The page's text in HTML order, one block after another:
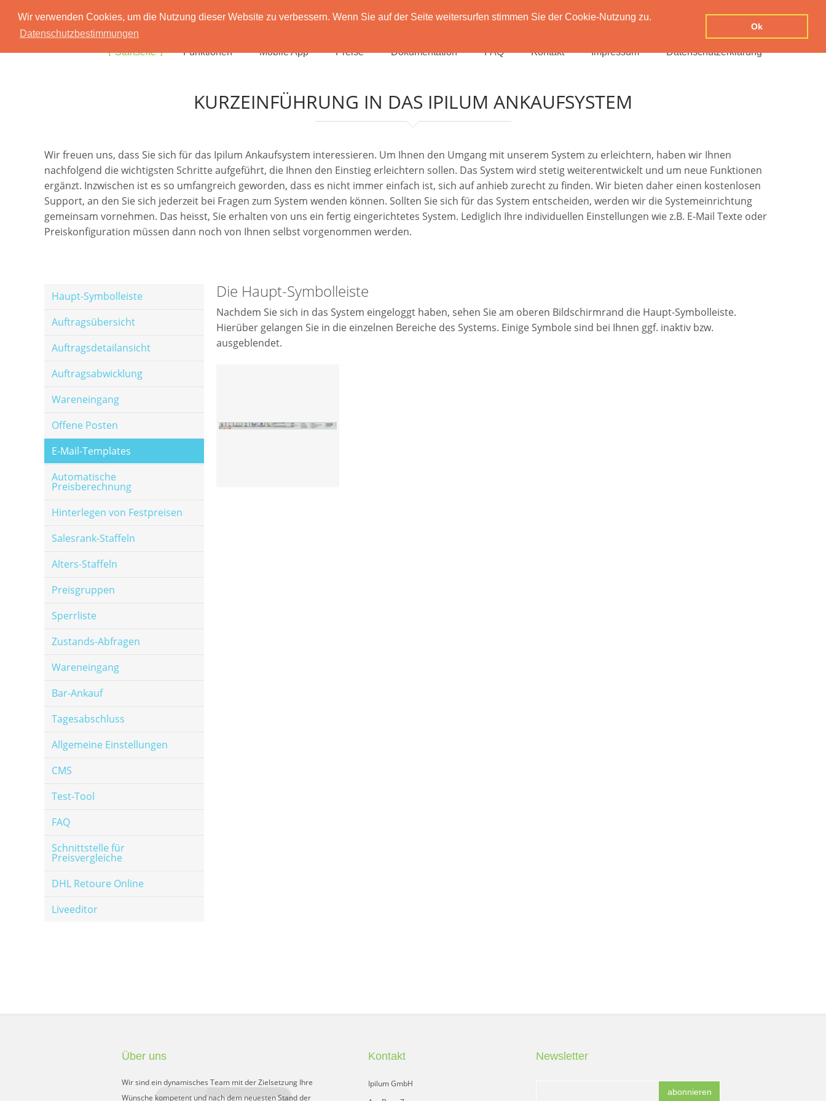
Wir verwenden Cookies, um die Nutzung dieser Website zu verbessern. Wenn Sie auf der Seite weitersurfen stimmen Sie der Cookie-Nutzung zu.
Datenschutzbestimmungen
Ok
Startseite Funktionen Mobile App Preise Dokumentation FAQ Kontakt Impressum Datenschutzerklärung
KURZEINFÜHRUNG IN DAS IPILUM ANKAUFSYSTEM
Wir freuen uns, dass Sie sich für das Ipilum Ankaufsystem interessieren. Um Ihnen den Umgang mit unserem System zu erleichtern, haben wir Ihnen
nachfolgend die wichtigsten Schritte aufgeführt, die Ihnen den Einstieg erleichtern sollen. Das System wird stetig weiterentwickelt und um neue Funktionen
ergänzt. Inzwischen ist es so umfangreich geworden, dass es nicht immer einfach ist, sich auf anhieb zurecht zu finden. Wir bieten daher einen kostenlosen
Support, an den Sie sich jederzeit bei Fragen zum System wenden können. Sollten Sie sich für das System entscheiden, werden wir die Systemeinrichtung
gemeinsam vornehmen. Das heisst, Sie erhalten von uns ein fertig eingerichtetes System. Lediglich Ihre individuellen Einstellungen wie z.B. E-Mail Texte oder
Preiskonfiguration müssen dann noch von Ihnen selbst vorgenommen werden.
Haupt-Symbolleiste
Auftragsübersicht
Auftragsdetailansicht
Auftragsabwicklung
Wareneingang
Offene Posten
E-Mail-Templates
Automatische
Preisberechnung
Hinterlegen von Festpreisen
Salesrank-Staffeln
Alters-Staffeln
Preisgruppen
Sperrliste
Zustands-Abfragen
Wareneingang
Bar-Ankauf
Tagesabschluss
Allgemeine Einstellungen
CMS
Test-Tool
FAQ
Schnittstelle für
Preisvergleiche
DHL Retoure Online
Liveeditor
Die Haupt-Symbolleiste
Nachdem Sie sich in das System eingeloggt haben, sehen Sie am oberen Bildschirmrand die Haupt-Symbolleiste.
Hierüber gelangen Sie in die einzelnen Bereiche des Systems. Einige Symbole sind bei Ihnen ggf. inaktiv bzw.
ausgeblendet.
Über uns
Wir sind ein dynamisches Team mit der Zielsetzung Ihre
Wünsche kompetent und nach dem neuesten Stand der
Kontakt
Ipilum GmbH
Newsletter
abonnieren